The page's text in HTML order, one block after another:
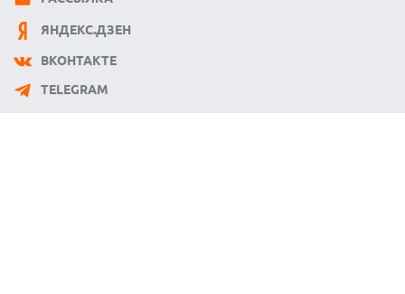
ЯНДЕКС.ДЗЕН
ВКОНТАКТЕ
TELEGRAM